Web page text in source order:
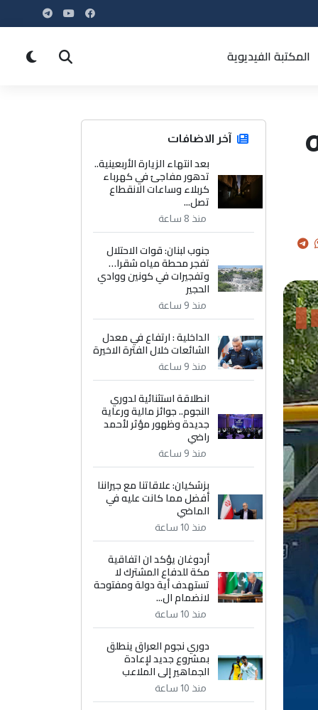
المكتبة الفيديوية
آخر الاضافات
بعد انتهاء الزيارة الأربعينية..
تدهور مفاجئ في كهرباء
كربلاء وساعات الانقطاع
تصل...
منذ 8 ساعة
جنوب لبنان: قوات الاحتلال
تفجر محطة مياه شقرا…
وتفجيرات في كونين ووادي
الحجير
منذ 9 ساعة
الداخلية : ارتفاع في معدل
الشائعات خلال الفترة الاخيرة
منذ 9 ساعة
انطلاقة استثنائية لدوري
النجوم.. جوائز مالية ورعاية
جديدة وظهور مؤثر لأحمد
راضي
منذ 9 ساعة
بزشكيان: علاقاتنا مع جيراننا
أفضل مما كانت عليه في
الماضي
منذ 10 ساعة
أردوغان يؤكد ان اتفاقية
مكة للدفاع المشترك لا
تستهدف أية دولة ومفتوحة
لانضمام ال...
منذ 10 ساعة
دوري نجوم العراق ينطلق
بمشروع جديد لإعادة
الجماهير إلى الملاعب
منذ 10 ساعة